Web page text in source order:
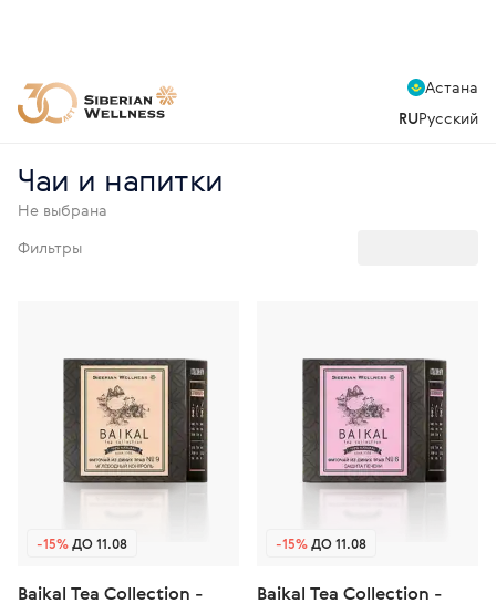
Астана
RUРусский
Чаи и напитки
Не выбрана
Фильтры
-15%ДО 11.08
Baikal Tea Collection -
-15%ДО 11.08
Baikal Tea Collection -